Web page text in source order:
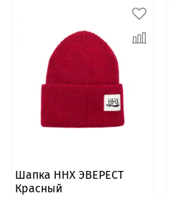
Шапка ННХ ЭВЕРЕСТ
Красный